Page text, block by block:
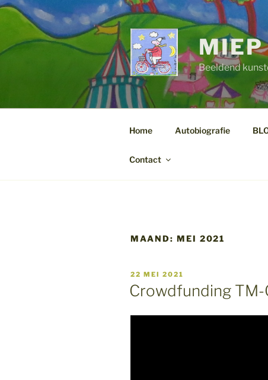
Ga
inhoud
MIEP
Beeldend
Home Autobiografie
Contact
MAAND: MEI 2021
GEPLAATST
OP
22 MEI 2021
Crowdfunding